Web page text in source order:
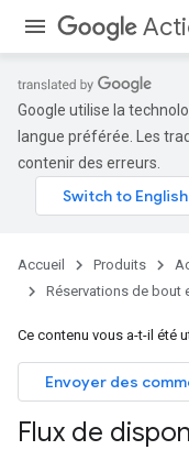
Google utilise la
langue préférée. Les
contenir des erreurs.
Accueil Produits
Réservations de bout
Ce contenu vous a-t-il été
Envoyer des
Flux de